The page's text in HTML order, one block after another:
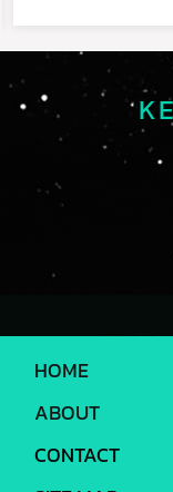
HOME
ABOUT
CONTACT